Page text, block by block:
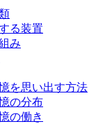
る装置
み
を思い出す方法
の分布
の働き